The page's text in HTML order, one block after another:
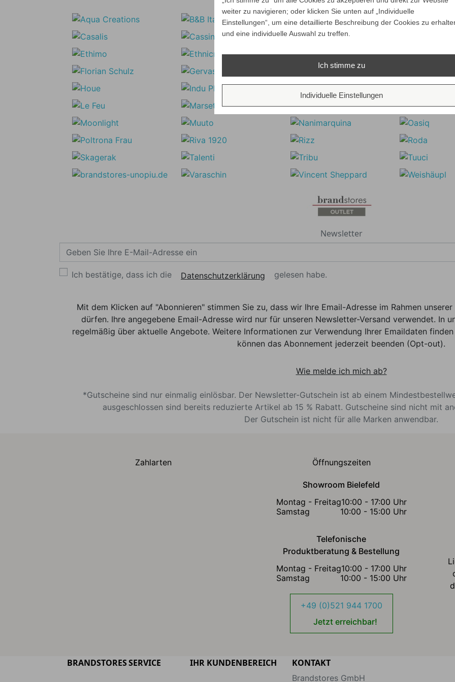
Newsletter
Ich bestätige, dass ich die Datenschutzerklärung gelesen habe.
Mit dem Klicken auf "Abonnieren" stimmen Sie zu, dass wir Ihre Email-Adresse im Rahmen
dürfen. Ihre angegebene Email-Adresse wird nur für unseren Newsletter-Versand verwendet. In
regelmäßig über aktuelle Angebote. Weitere Informationen zur Verwendung Ihrer Emaildaten
können das Abonnement jederzeit beenden (Opt-out).
Wie melde ich mich ab?
*Gutscheine sind nur einmalig einlösbar. Der Newsletter-Gutschein ist ab einem
ausgeschlossen sind bereits reduzierte Artikel ab 15 % Rabatt. Gutscheine sind nicht mit
Der Gutschein ist nicht für alle Marken anwendbar.
Zahlarten Öffnungszeiten
Showroom Bielefeld
Montag - Freitag10:00 - 17:00 Uhr
Samstag
10:00 - 15:00 Uhr
Telefonische
Produktberatung & Bestellung
Montag - Freitag10:00 - 17:00 Uhr
Samstag
10:00 - 15:00 Uhr
+49 (0)521 944 1700
Jetzt erreichbar!
BRANDSTORESSERVICE IHR KUNDENBEREICH KONTAKT
Brandstores GmbH
weiter zu navigieren; oder klicken Sie unten auf „Individuelle
Einstellungen“, um eine detaillierte Beschreibung der Cookies zu
und eine individuelle Auswahl zu treffen.
Ich stimme zu
Individuelle Einstellungen